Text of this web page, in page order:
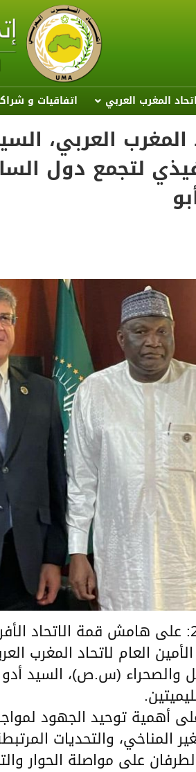
اتحاد المغرب العربي اتفاقيات و
المغرب العربي،
لتجمع دول
أديس أبابا، 16 فيفري 2025: على هامش
الأمين العام لاتحاد المغرب
والصحراء (س.ص)، السيد
على أهمية توحيد الجهود
المناخي، والتحديات
على مواصلة الحوار